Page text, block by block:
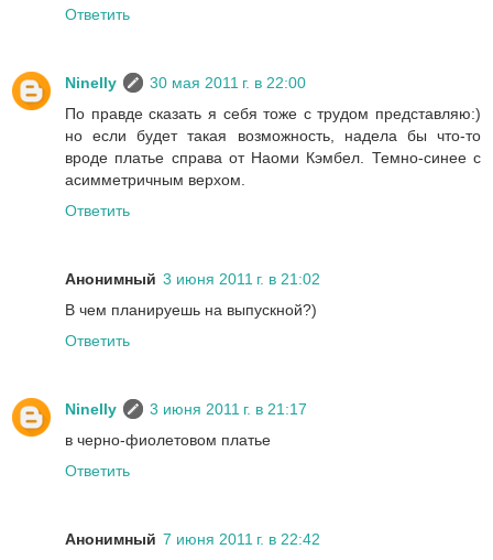
Ответить
Ninelly
30 мая 2011 г. в 22:00
По правде сказать я себя тоже с трудом представляю:)
но если будет такая возможность, надела бы что-то
вроде платье справа от Наоми Кэмбел. Темно-синее с
асимметричным верхом.
Ответить
Анонимный 3 июня 2011 г. в 21:02
В чем планируешь на выпускной?)
Ответить
Ninelly
3 июня 2011 г. в 21:17
в черно-фиолетовом платье
Ответить
Анонимный 7 июня 2011 г. в 22:42